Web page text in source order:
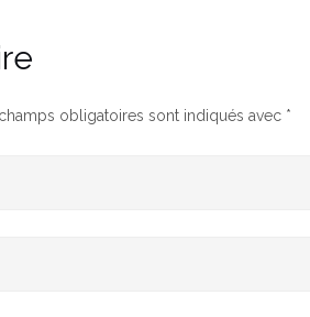
champs obligatoires sont indiqués avec *